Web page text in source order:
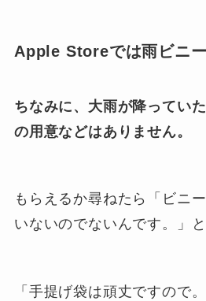
Apple Storeでは雨ビニ
ちなみに、大雨が降ってい
の用意などはありません。
もらえるか尋ねたら「ビニ
いないのでないんです。」
「手提げ袋は頑丈ですので